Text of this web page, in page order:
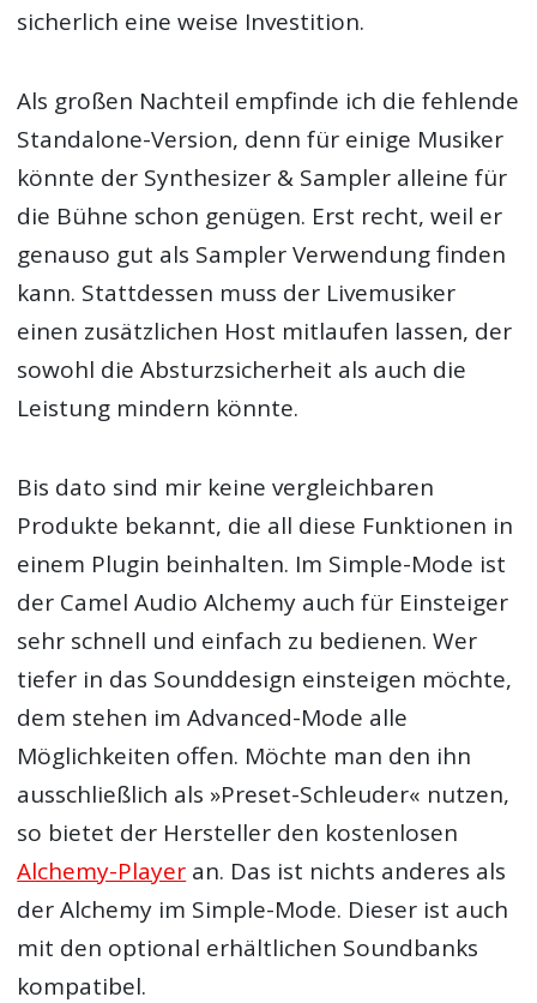
sicherlich eine weise Investition.
Als großen Nachteil empfinde ich die fehlende
Standalone-Version, denn für einige Musiker
könnte der Synthesizer & Sampler alleine für
die Bühne schon genügen. Erst recht, weil er
genauso gut als Sampler Verwendung finden
kann. Stattdessen muss der Livemusiker
einen zusätzlichen Host mitlaufen lassen, der
sowohl die Absturzsicherheit als auch die
Leistung mindern könnte.
Bis dato sind mir keine vergleichbaren
Produkte bekannt, die all diese Funktionen in
einem Plugin beinhalten. Im Simple-Mode ist
der Camel Audio Alchemy auch für Einsteiger
sehr schnell und einfach zu bedienen. Wer
tiefer in das Sounddesign einsteigen möchte,
dem stehen im Advanced-Mode alle
Möglichkeiten offen. Möchte man den ihn
ausschließlich als »Preset-Schleuder« nutzen,
so bietet der Hersteller den kostenlosen
Alchemy-Player an. Das ist nichts anderes als
der Alchemy im Simple-Mode. Dieser ist auch
mit den optional erhältlichen Soundbanks
kompatibel.